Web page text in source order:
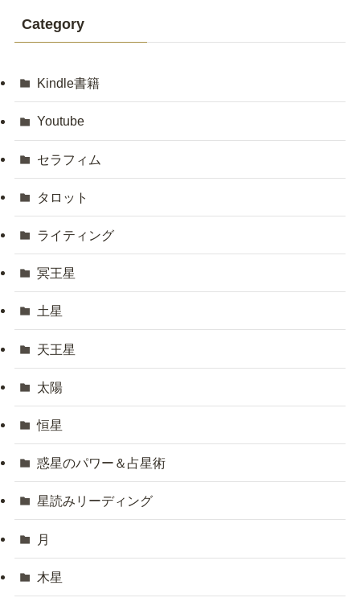
Category
Kindle書籍
Youtube
セラフィム
タロット
ライティング
冥王星
土星
天王星
太陽
恒星
惑星のパワー＆占星術
星読みリーディング
月
木星